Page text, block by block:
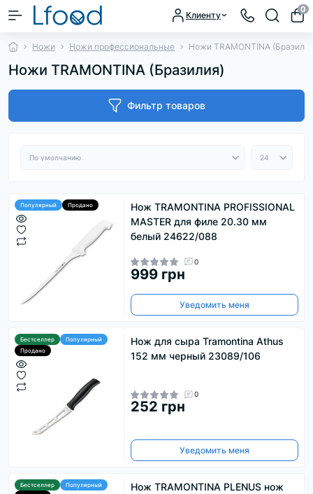
Клиенту
0
Ножи Ножи профессиональные Ножи TRAMONTINA
Ножи TRAMONTINA (Бразилия)
Фильтр товаров
Популярный Продано
Нож TRAMONTINA PROFISSIONAL
MASTER для филе 20.30 мм
белый 24622/088
0
999 грн
Уведомить меня
Бестселлер
Популярный
Продано
Нож для сыра Tramontina Athus
152 мм черный 23089/106
0
252 грн
Уведомить меня
Бестселлер
Популярный
Нож TRAMONTINA PLENUS нож